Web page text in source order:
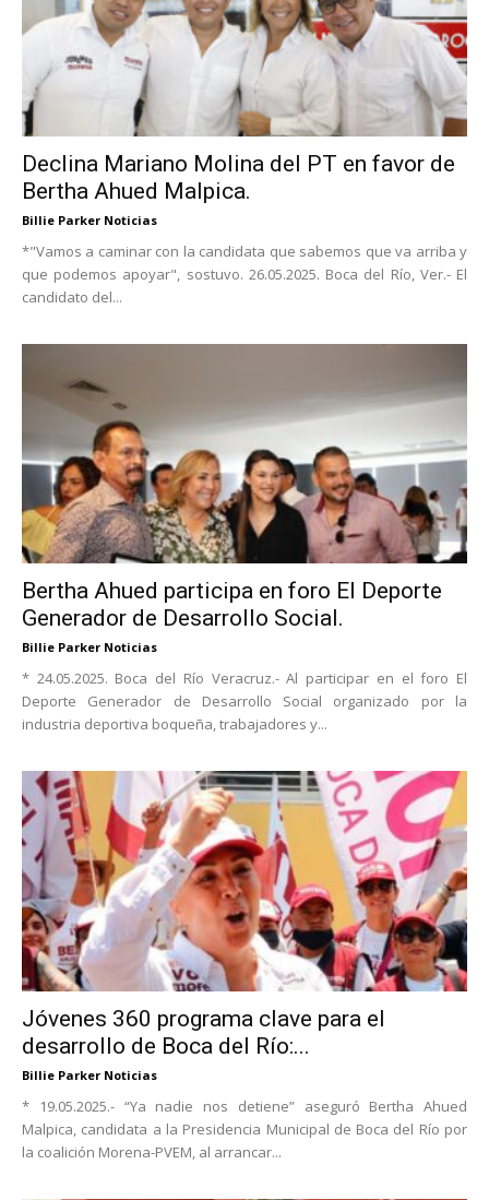
Declina Mariano Molina del PT en favor de
Bertha Ahued Malpica.
Billie Parker Noticias
*"Vamos a caminar con la candidata que sabemos que va arriba y
que podemos apoyar", sostuvo. 26.05.2025. Boca del Río, Ver.- El
candidato del...
Bertha Ahued participa en foro El Deporte
Generador de Desarrollo Social.
Billie Parker Noticias
* 24.05.2025. Boca del Río Veracruz.- Al participar en el foro El
Deporte Generador de Desarrollo Social organizado por la
industria deportiva boqueña, trabajadores y...
Jóvenes 360 programa clave para el
desarrollo de Boca del Río:...
Billie Parker Noticias
* 19.05.2025.- “Ya nadie nos detiene” aseguró Bertha Ahued
Malpica, candidata a la Presidencia Municipal de Boca del Río por
la coalición Morena-PVEM, al arrancar...